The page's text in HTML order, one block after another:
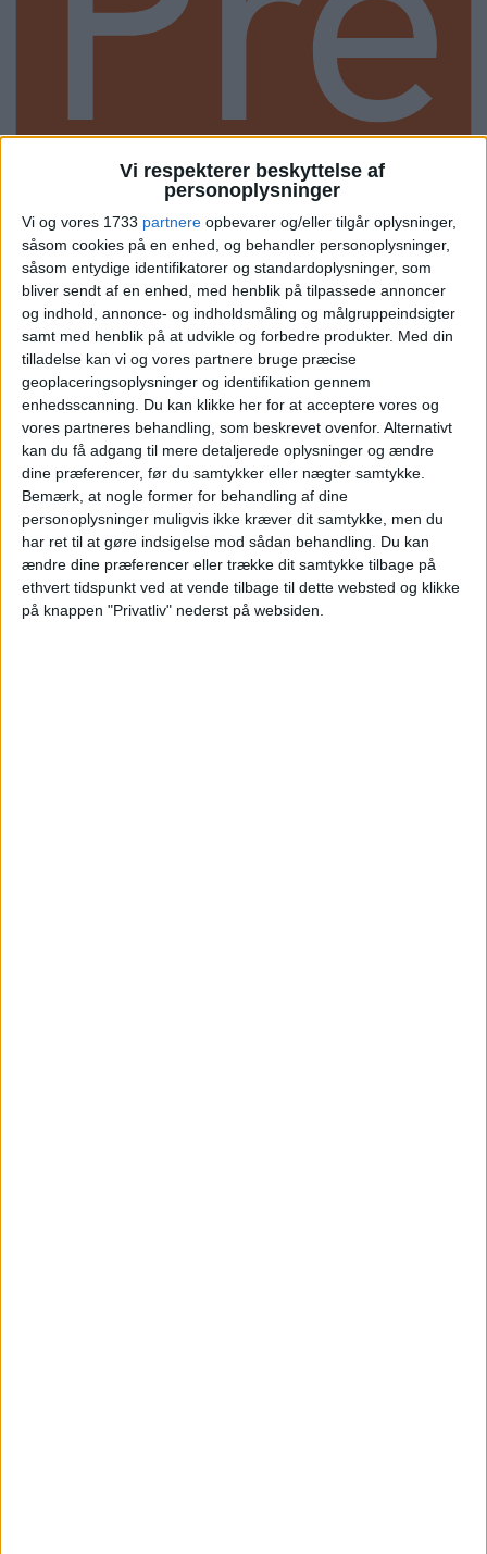
Vi respekterer beskyttelse af
personoplysninger
Vi og vores 1733 partnere opbevarer og/eller tilgår oplysninger,
såsom cookies på en enhed, og behandler personoplysninger,
såsom entydige identifikatorer og standardoplysninger, som
bliver sendt af en enhed, med henblik på tilpassede annoncer
og indhold, annonce- og indholdsmåling og målgruppeindsigter
samt med henblik på at udvikle og forbedre produkter. Med din
tilladelse kan vi og vores partnere bruge præcise
geoplaceringsoplysninger og identifikation gennem
enhedsscanning. Du kan klikke her for at acceptere vores og
vores partneres behandling, som beskrevet ovenfor. Alternativt
kan du få adgang til mere detaljerede oplysninger og ændre
dine præferencer, før du samtykker eller nægter samtykke.
Bemærk, at nogle former for behandling af dine
personoplysninger muligvis ikke kræver dit samtykke, men du
har ret til at gøre indsigelse mod sådan behandling.
Du kan
ændre dine præferencer eller trække dit samtykke tilbage på
ethvert tidspunkt ved at vende tilbage til dette websted og klikke
på knappen "Privatliv" nederst på websiden.
mi
um